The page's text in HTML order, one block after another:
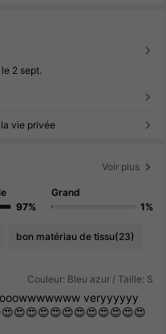
2 sept.
vie privée
Voir plus
97%
Grand
1%
bon matériau de tissu(23)
Couleur: Bleu azur / Taille: S
veryyyyyy